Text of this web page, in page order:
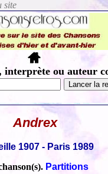
interprète ou auteur
Andrex
1907 - Paris 1989
Partitions